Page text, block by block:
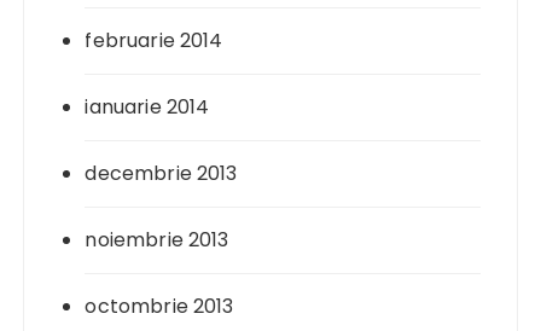
februarie 2014
ianuarie 2014
decembrie 2013
noiembrie 2013
octombrie 2013